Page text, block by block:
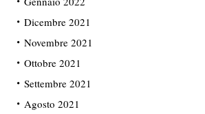
Dicembre 2021
Novembre 2021
Ottobre 2021
Settembre 2021
Agosto 2021